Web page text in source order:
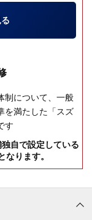
制について、一般
を満たした「スズ
す
自で設定している
ります。